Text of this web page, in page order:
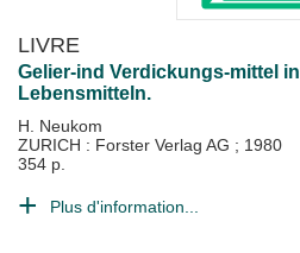
LIVRE
Gelier-ind Verdickungs-mittel in
Lebensmitteln.
H. Neukom
ZURICH : Forster Verlag AG ; 1980
354 p.
Plus d'information...